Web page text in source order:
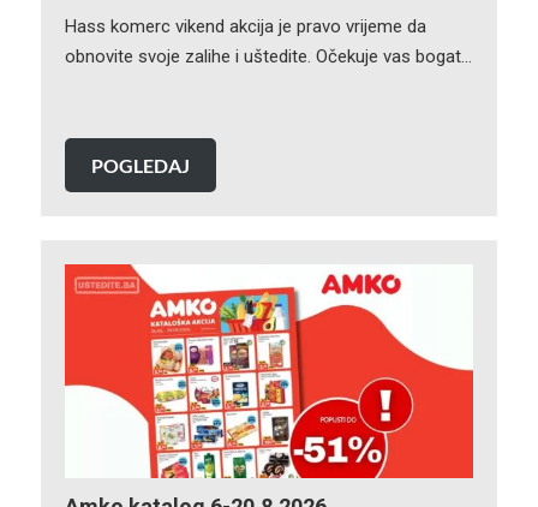
Hass komerc vikend akcija je pravo vrijeme da
obnovite svoje zalihe i uštedite. Očekuje vas bogat…
POGLEDAJ